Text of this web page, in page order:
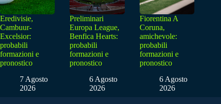
Eredivisie,
Cambuur-
Excelsior:
probabili
formazioni e
pronostico
7 Agosto
2026
Preliminari
Europa League,
Benfica Hearts:
probabili
formazioni e
pronostico
6 Agosto
2026
Fiorentina A
Coruna,
amichevole:
probabili
formazioni e
pronostico
6 Agosto
2026